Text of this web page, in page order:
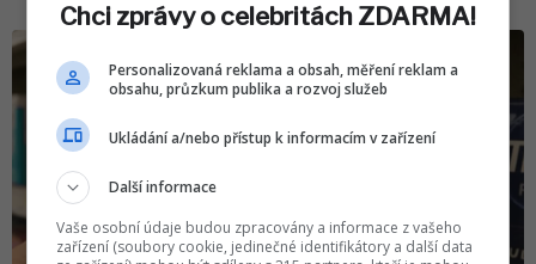
Chci zprávy o celebritách ZDARMA!
Personalizovaná reklama a obsah, měření reklam a
obsahu, průzkum publika a rozvoj služeb
Ukládání a/nebo přístup k informacím v zařízení
Další informace
Vaše osobní údaje budou zpracovány a informace z vašeho
zařízení (soubory cookie, jedinečné identifikátory a další data